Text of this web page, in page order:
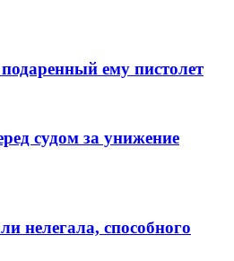
ему пистолет
судом за унижение
нелегала, способного